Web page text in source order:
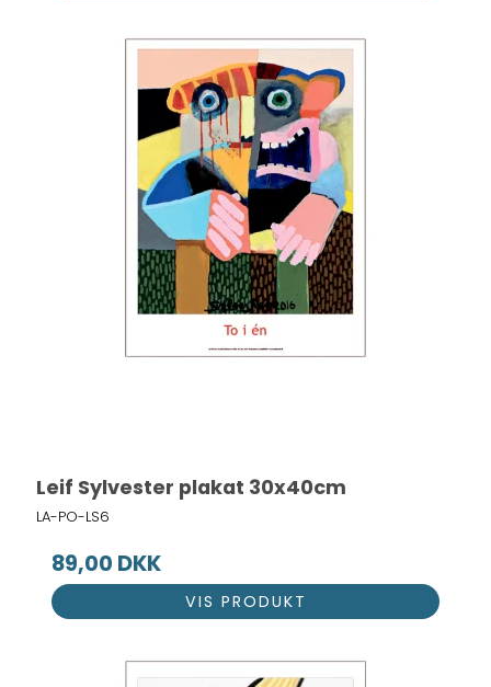
Leif Sylvester plakat 30x40cm
LA-PO-LS6
89,00 DKK
VIS PRODUKT